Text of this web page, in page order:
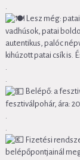
.
Lesz még:
vadhúsok, patai
autentikus, palóc
kihúzott patai csík is.
.
.
Belépő: a
fesztiválpohár, ára:
Fizetési
belépőpontjainál